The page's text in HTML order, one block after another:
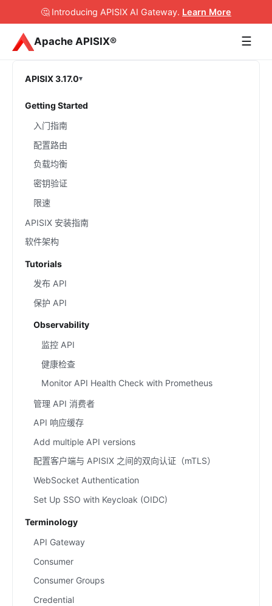
🤔 Introducing APISIX AI Gateway. Learn More
Apache APISIX® ☰
APISIX 3.17.0
Getting Started
入门指南
配置路由
负载均衡
密钥验证
限速
APISIX 安装指南
软件架构
Tutorials
发布 API
保护 API
Observability
监控 API
健康检查
Monitor API Health Check with Prometheus
管理 API 消费者
API 响应缓存
Add multiple API versions
配置客户端与 APISIX 之间的双向认证（mTLS）
WebSocket Authentication
Set Up SSO with Keycloak (OIDC)
Terminology
API Gateway
Consumer
Consumer Groups
Credential